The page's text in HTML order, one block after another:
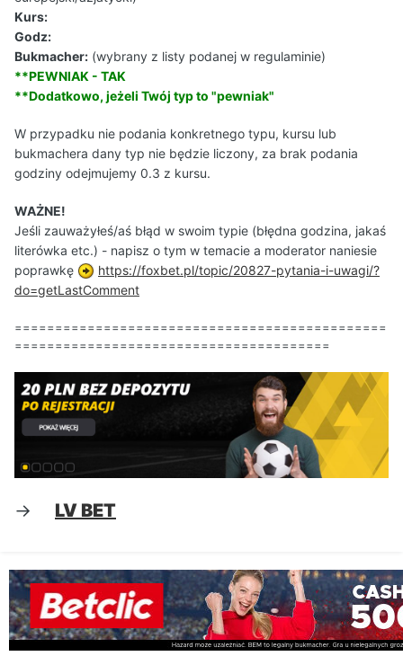
Kurs:
Godz:
Bukmacher: (wybrany z listy podanej w regulaminie)
**PEWNIAK - TAK
**Dodatkowo, jeżeli Twój typ to "pewniak"
W przypadku nie podania konkretnego typu, kursu lub
bukmachera dany typ nie będzie liczony, za brak podania
godziny odejmujemy 0.3 z kursu.
WAŻNE!
Jeśli zauważyłeś/aś błąd w swoim typie (błędna godzina, jakaś
literówka etc.) - napisz o tym w temacie a moderator naniesie
poprawkę
https://foxbet.pl/topic/20827-pytania-i-uwagi/?
do=getLastComment
==============================================
=======================================
-> LV BET